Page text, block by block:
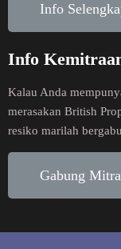
Info
Info
Kalau Anda
merasakan British
resiko marilah
Gabung